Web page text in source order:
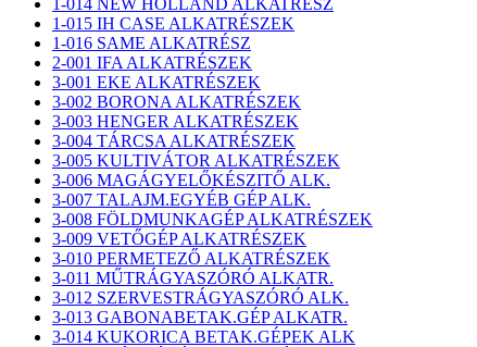
1-015 IH CASE ALKATRÉSZEK
1-016 SAME ALKATRÉSZ
2-001 IFA ALKATRÉSZEK
3-001 EKE ALKATRÉSZEK
3-002 BORONA ALKATRÉSZEK
3-003 HENGER ALKATRÉSZEK
3-004 TÁRCSA ALKATRÉSZEK
3-005 KULTIVÁTOR ALKATRÉSZEK
3-006 MAGÁGYELŐKÉSZITŐ ALK.
3-007 TALAJM.EGYÉB GÉP ALK.
3-008 FÖLDMUNKAGÉP ALKATRÉSZEK
3-009 VETŐGÉP ALKATRÉSZEK
3-010 PERMETEZŐ ALKATRÉSZEK
3-011 MŰTRÁGYASZÓRÓ ALKATR.
3-012 SZERVESTRÁGYASZÓRÓ ALK.
3-013 GABONABETAK.GÉP ALKATR.
3-014 KUKORICA BETAK.GÉPEK ALK